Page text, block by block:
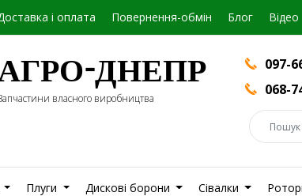
і оплата Повернення-обмін Блог Вiдео
ДНЕПР
власного виробництва
097-
068-
Плуги Дискові борони Сівалки